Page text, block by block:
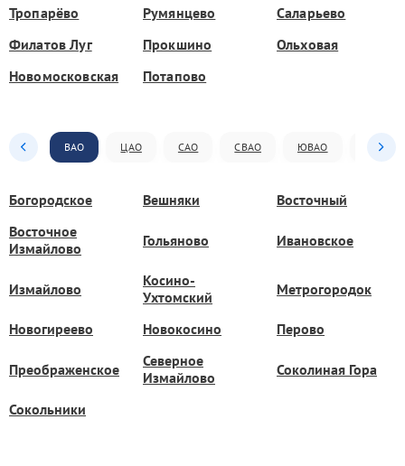
Тропарёво Румянцево
Саларьево
Филатов Луг
Прокшино
Ольховая
Новомосковская
Потапово
ВАО ЦАО САО СВАО ЮВАО ЮАО
Богородское Вешняки
Восточный
Восточное
Измайлово
Гольяново Ивановское
Измайлово
Косино-
Ухтомский
Метрогородок
Новогиреево Новокосино Перово
Преображенское
Северное
Измайлово
Соколиная Гора
Сокольники